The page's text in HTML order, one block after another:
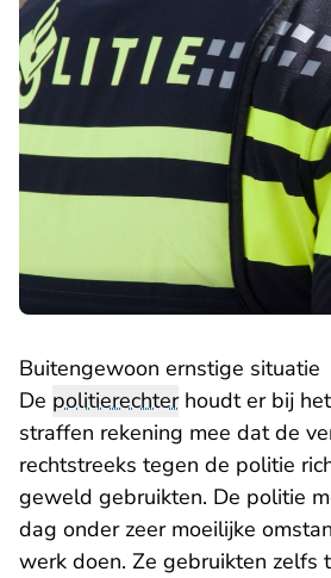
Buitengewoon ernstige situatie
De politierechterhoudt er bij
straffen rekening mee dat de
rechtstreeks tegen de politie
geweld gebruikten. De politie
dag onder zeer moeilijke
werk doen. Ze gebruikten zelfs